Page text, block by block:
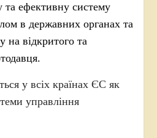
та ефективну систему
в державних органах та
на відкритого та
у всіх країнах ЄС як
управління